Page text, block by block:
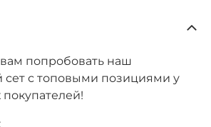
попробовать наш
сет с топовыми позициями у